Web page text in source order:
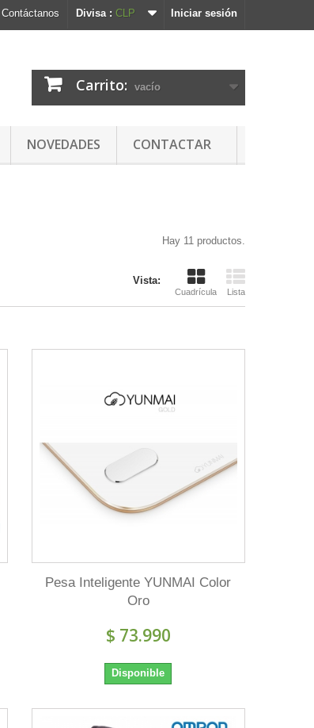
Iniciar sesión
Divisa : CLP
Contáctanos
Carrito: vacío
NOVEDADES CONTACTAR
Hay 11 productos.
Vista:
Cuadrícula Lista
Pesa Inteligente YUNMAI Color
Oro
$ 73.990
Disponible